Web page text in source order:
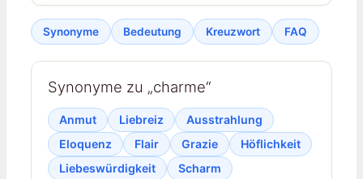
Synonyme Bedeutung Kreuzwort FAQ
Synonyme zu „charme“
Anmut Liebreiz
Ausstrahlung
Eloquenz
Flair Grazie
Höflichkeit
Liebeswürdigkeit
Scharm